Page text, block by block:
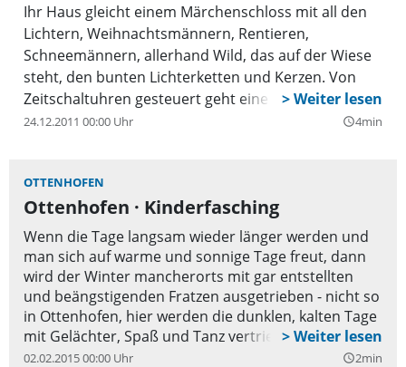
Ihr Haus gleicht einem Märchenschloss mit all den
Lichtern, Weihnachtsmännern, Rentieren,
Schneemännern, allerhand Wild, das auf der Wiese
steht, den bunten Lichterketten und Kerzen. Von
Zeitschaltuhren gesteuert geht eine Gruppe nach
der anderen an, bis es im Garten richtig hell wird.
24.12.2011 00:00 Uhr query_builder4min
OTTENHOFEN
Ottenhofen · Kinderfasching
Wenn die Tage langsam wieder länger werden und
man sich auf warme und sonnige Tage freut, dann
wird der Winter mancherorts mit gar entstellten
und beängstigenden Fratzen ausgetrieben - nicht so
in Ottenhofen, hier werden die dunklen, kalten Tage
mit Gelächter, Spaß und Tanz vertrieben.
02.02.2015 00:00 Uhr query_builder2min